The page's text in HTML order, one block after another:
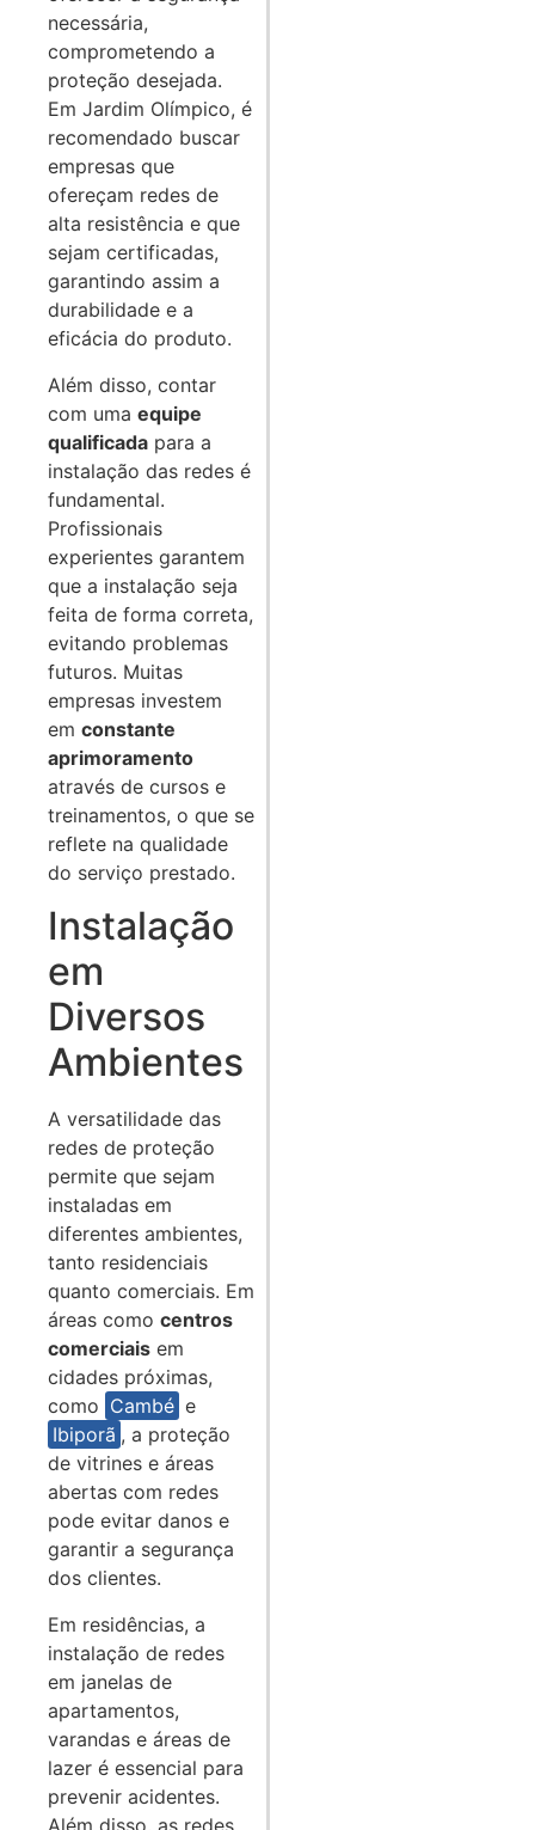
necessária,
comprometendo a
proteção desejada.
Em Jardim Olímpico, é
recomendado buscar
empresas que
ofereçam redes de
alta resistência e que
sejam certificadas,
garantindo assim a
durabilidade e a
eficácia do produto.
Além disso, contar
com uma equipe
qualificada para a
instalação das redes é
fundamental.
Profissionais
experientes garantem
que a instalação seja
feita de forma correta,
evitando problemas
futuros. Muitas
empresas investem
em constante
aprimoramento
através de cursos e
treinamentos, o que se
reflete na qualidade
do serviço prestado.
Instalação
em
Diversos
Ambientes
A versatilidade das
redes de proteção
permite que sejam
instaladas em
diferentes ambientes,
tanto residenciais
quanto comerciais. Em
áreas como centros
comerciais em
cidades próximas,
como Cambé e
Ibiporã , a proteção
de vitrines e áreas
abertas com redes
pode evitar danos e
garantir a segurança
dos clientes.
Em residências, a
instalação de redes
em janelas de
apartamentos,
varandas e áreas de
lazer é essencial para
prevenir acidentes.
Além disso, as redes